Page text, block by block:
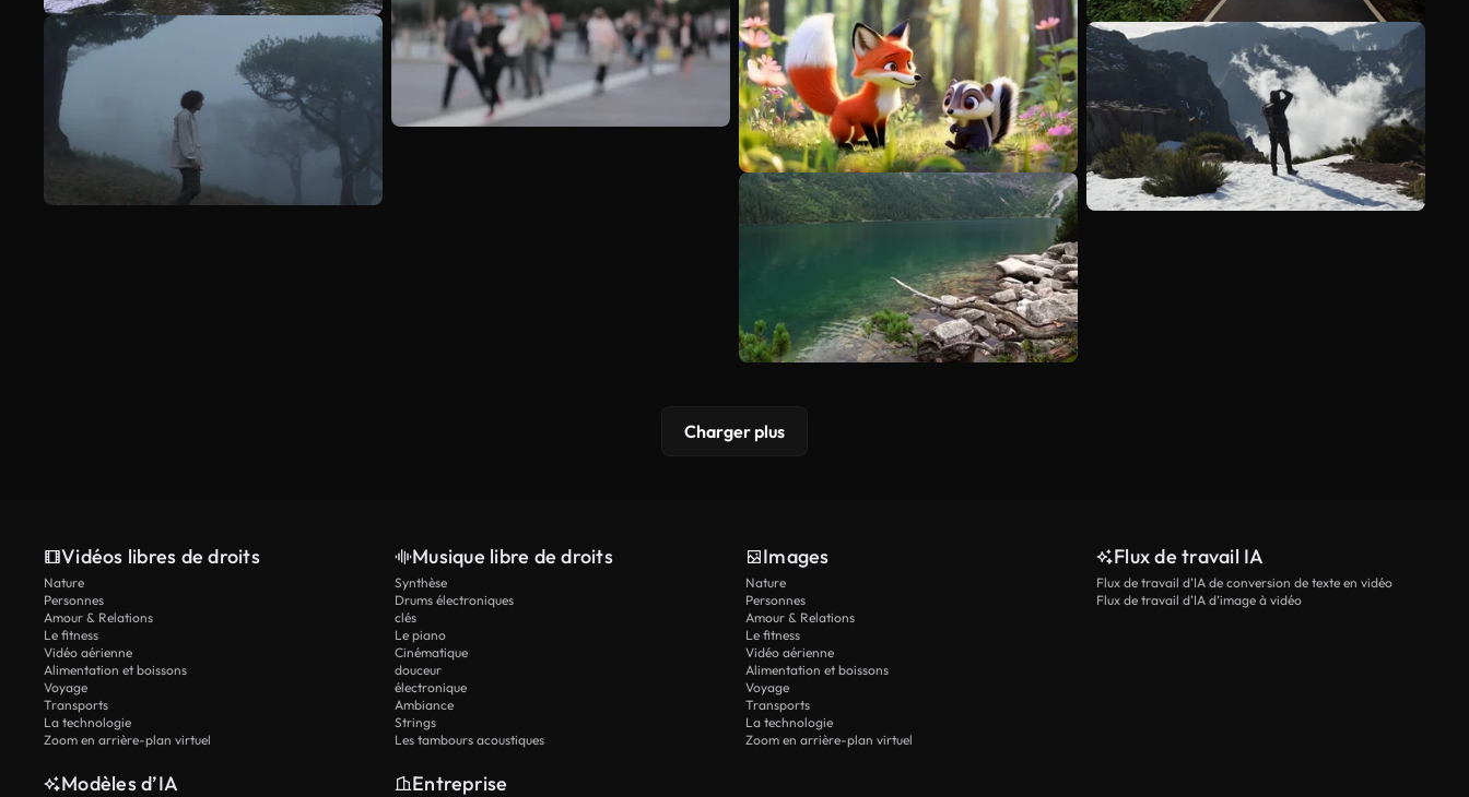
Charger plus
Vidéos libres de droits
Nature
Personnes
Amour & Relations
Le fitness
Vidéo aérienne
Alimentation et boissons
Voyage
Transports
La technologie
Zoom en arrière-plan virtuel
Musique libre de droits
Synthèse
Drums électroniques
clés
Le piano
Cinématique
douceur
électronique
Ambiance
Strings
Les tambours acoustiques
Images
Nature
Personnes
Amour & Relations
Le fitness
Vidéo aérienne
Alimentation et boissons
Voyage
Transports
La technologie
Zoom en arrière-plan virtuel
Flux de travail IA
Flux de travail d’IA de conversion de texte en vidéo
Flux de travail d’IA d’image à vidéo
Modèles d’IA Entreprise